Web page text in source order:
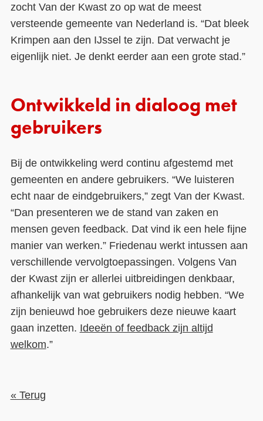
zocht Van der Kwast zo op wat de meest
versteende gemeente van Nederland is. “Dat bleek
Krimpen aan den IJssel te zijn. Dat verwacht je
eigenlijk niet. Je denkt eerder aan een grote stad.”
Ontwikkeld in dialoog met
gebruikers
Bij de ontwikkeling werd continu afgestemd met
gemeenten en andere gebruikers. “We luisteren
echt naar de eindgebruikers,” zegt Van der Kwast.
“Dan presenteren we de stand van zaken en
mensen geven feedback. Dat vind ik een hele fijne
manier van werken.” Friedenau werkt intussen aan
verschillende vervolgtoepassingen. Volgens Van
der Kwast zijn er allerlei uitbreidingen denkbaar,
afhankelijk van wat gebruikers nodig hebben. “We
zijn benieuwd hoe gebruikers deze nieuwe kaart
gaan inzetten. Ideeën of feedback zijn altijd
welkom.”
« Terug